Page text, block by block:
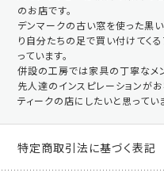
のお店です。
デンマークの古い窓を使った黒
り自分たちの足で買い付けてく
っています。
併設の工房では家具の丁寧なメ
先人達のインスピレーションが
ティークの店にしたいと思ってい
特定商取引法に基づく表記